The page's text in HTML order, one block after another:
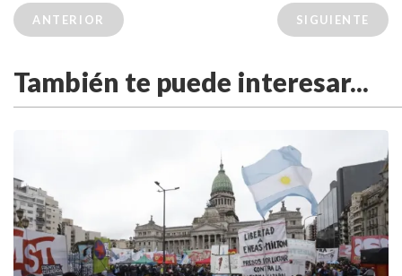
ANTERIOR SIGUIENTE
También te puede interesar...